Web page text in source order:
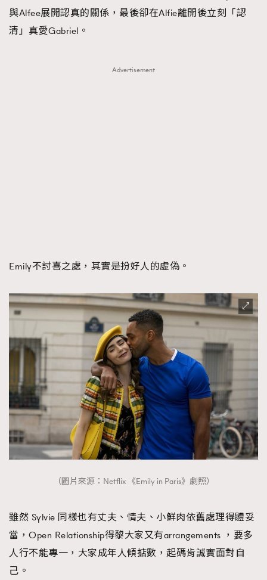
AFrenchMind
與Alfee展開認真的關係，最後卻在Alfie離開後立刻「認
清」真愛Gabriel。
Advertisement
Emily不討喜之處，其實是扮好人的虛偽。
（圖片來源：Netflix 《Emily in Paris》劇照）
雖然 Sylvie 同樣也有丈夫、情夫、小鮮肉依舊處理得體妥
當，Open Relationship得黎大家又有arrangements ，要多
人行不能專一，大家成年人傾掂數，起碼肯誠實面對自
己。